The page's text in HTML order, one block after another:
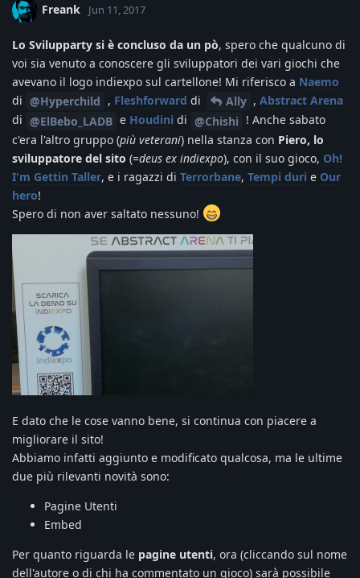
Freank Jun 11, 2017
Lo Svilupparty si è concluso da un pò, spero che qualcuno di
voi sia venuto a conoscere gli sviluppatori dei vari giochi che
avevano il logo indiexpo sul cartellone! Mi riferisco a Naemo
di @Hyperchild , Fleshforward di Ally , Abstract Arena
di @ElBebo_LADB e Houdini di @Chishi ! Anche sabato
c'era l'altro gruppo (più veterani) nella stanza con Piero, lo
sviluppatore del sito (=deus ex indiexpo), con il suo gioco, Oh!
I'm Gettin Taller, e i ragazzi di Terrorbane, Tempi duri e Our
hero!
Spero di non aver saltato nessuno!
E dato che le cose vanno bene, si continua con piacere a
migliorare il sito!
Abbiamo infatti aggiunto e modificato qualcosa, ma le ultime
due più rilevanti novità sono:
Pagine Utenti
Embed
Per quanto riguarda le pagine utenti, ora (cliccando sul nome
dell'autore o di chi ha commentato un gioco) sarà possibile